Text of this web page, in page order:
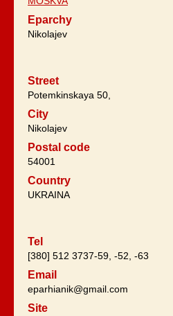
Eparchy
Nikolajev
Street
Potemkinskaya 50,
City
Nikolajev
Postal code
54001
Country
UKRAINA
Tel
[380] 512 3737-59, -52, -63
Email
eparhianik@gmail.com
Site